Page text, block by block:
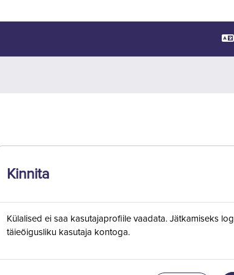
Kinnita
Külalised ei saa kasutajaprofiile vaadata. Jätkamiseks
täieõigusliku kasutaja kontoga.